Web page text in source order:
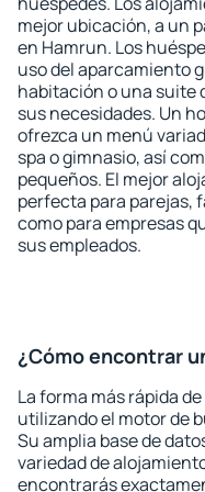
mejor ubicación, a un
en Hamrun. Los
uso del aparcamiento
habitación o una suite
sus necesidades. Un
ofrezca un menú
spa o gimnasio, así
pequeños. El mejor
perfecta para parejas,
como para empresas
sus empleados.
¿Cómo encontrar
La forma más rápida
utilizando el motor de
Su amplia base de
variedad de
encontrarás